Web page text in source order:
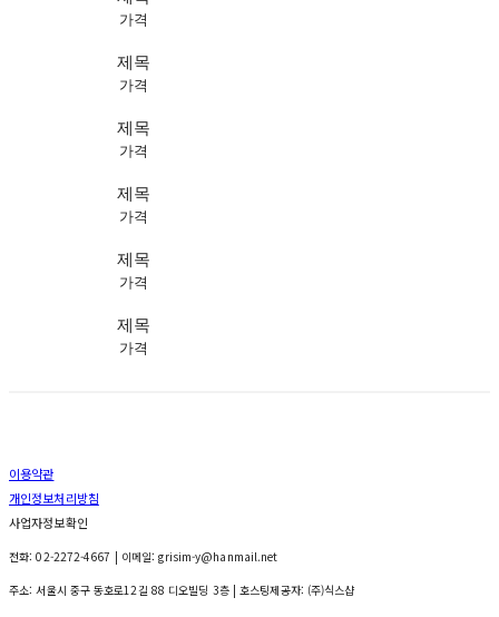
가격
제목
가격
제목
가격
제목
가격
제목
가격
제목
가격
이용약관
개인정보처리방침
사업자정보확인
전화: 02-2272-4667 | 이메일: grisim-y@hanmail.net
주소: 서울시 중구 동호로12길 88 디오빌딩 3층| 호스팅제공자: (주)식스샵